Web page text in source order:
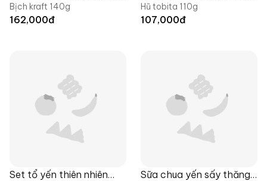
đặc sản Yumsea x
Langfarm
Bịch kraft 140g
162,000đ
đặc sản Yumsea x
Langfarm
Hũ tobita 110g
107,000đ
Set tổ yến thiên nhiên
Sữa chua yến sấy thăng